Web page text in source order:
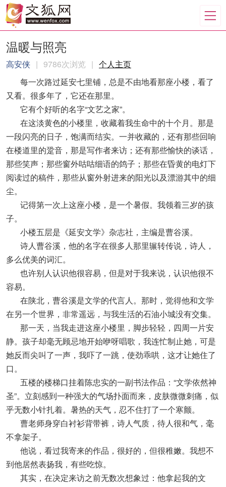
温暖与照亮
高安侠 | 9786次浏览 | 个人主页
每一次路过延安七里铺，总是不由地看那座小楼，看了
又看。很多年了，它还在那里。
它有个好听的名字“文艺之家”。
在这淡黄色的小楼里，收藏着我生命中的十个月。那是
一段闪亮的日子，饱满而结实。一并收藏的，还有那些回响
在楼道里的跫音，那是写作者来访；还有那些愉快的谈话，
那些笑声；那些窗外咕咕细语的鸽子；那些在昏黄的电灯下
阅读过的稿件，那些从窗外射进来的阳光以及漂游其中的细
尘。
记得第一次上这座小楼，是一个暑假。我领着三岁的孩
子。
小楼五层是《延安文学》杂志社，主编是曹谷溪。
诗人曹谷溪，他的名字在很多人那里辗转传说，诗人，
多么优美的词汇。
也许别人认识他很容易，但是对于我来说，认识他很不
容易。
在陕北，曹谷溪是文学的代言人。那时，觉得他和文学
在另一个世界，非常遥远，与我生活的石油小城没有交集。
那一天，当我走进这座小楼里，脚步轻轻，四周一片安
静。孩子却毫无顾忌地开始咿呀唱歌，我连忙制止她，可是
她反而尖叫了一声，我吓了一跳，使劲乖哄，这才让她住了
口。
五楼的楼梯口挂着陈忠实的一副书法作品：“文学依然神
圣”。立刻感到一种强大的气场扑面而来，皮肤微微刺痛，似
乎无数小针扎着。暑热的天气，忍不住打了一个寒颤。
曹老师身穿白衬衫背带裤，诗人气质，待人很和气，毫
不拿架子。
他说，看过我寄来的作品，很好的，但很稚嫩。我想不
到他居然表扬我，有些吃惊。
其实，在决定来访之前无数次想象过：他拿起我的文